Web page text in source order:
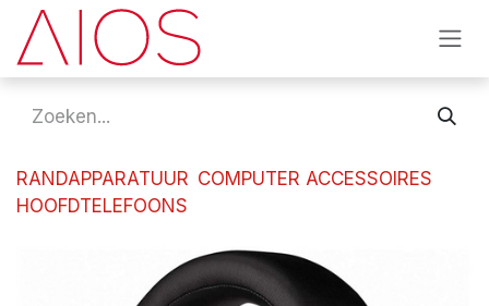
Overslaan naar inhoud
RANDAPPARATUUR COMPUTER ACCESSOIRES
HOOFDTELEFOONS